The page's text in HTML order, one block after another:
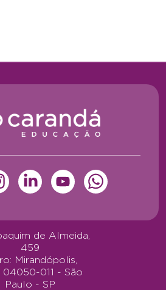
de Almeida,
459
Mirandópolis,
04050-011 - São
Paulo - SP